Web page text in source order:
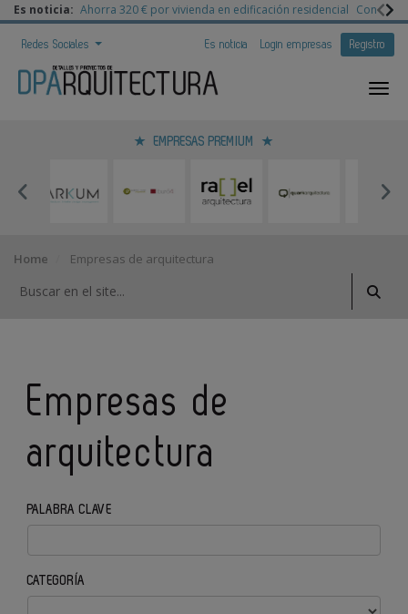
Es noticia: Ahorra 320 € por vivienda en edificación residencial
Redes Sociales Es noticia Login empresas Registro
EMPRESAS PREMIUM
Home Empresas de arquitectura
Empresas de
arquitectura
PALABRA CLAVE
CATEGORÍA